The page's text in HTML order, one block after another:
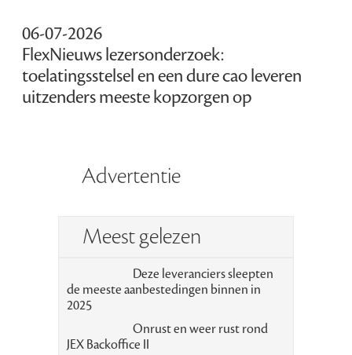
06-07-2026
FlexNieuws lezersonderzoek:
toelatingsstelsel en een dure cao leveren
uitzenders meeste kopzorgen op
Advertentie
Meest gelezen
Deze leveranciers sleepten
de meeste aanbestedingen binnen in
2025
Onrust en weer rust rond
JEX Backoffice II